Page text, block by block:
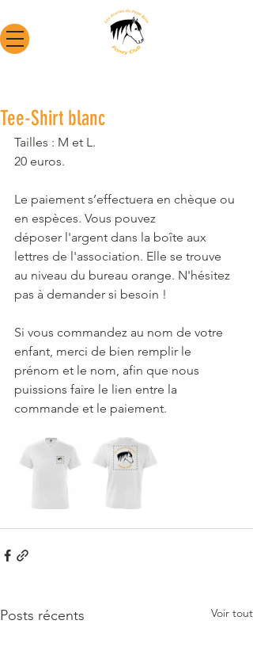
Tee-Shirt blanc
Tailles : M et L.
20 euros.
Le paiement s’effectuera en chèque ou
en espèces. Vous pouvez
déposer l'argent dans la boîte aux
lettres de l'association. Elle se trouve
au niveau du bureau orange. N'hésitez
pas à demander si besoin !
Si vous commandez au nom de votre
enfant, merci de bien remplir le
prénom et le nom, afin que nous
puissions faire le lien entre la
commande et le paiement.
Posts récents Voir tout